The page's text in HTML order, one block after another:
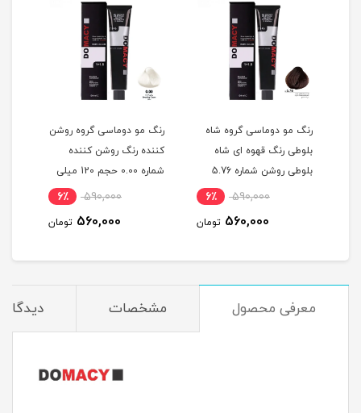
رنگ مو دوماسی گروه شاه
بلوطی رنگ قهوه ای شاه
بلوطی روشن شماره 5.76
590,000 6٪
560,000 تومان
رنگ مو دوماسی گروه روشن
کننده رنگ روشن کننده
شماره 0.00 حجم 120 میلی
590,000 6٪
560,000 تومان
معرفی محصول مشخصات